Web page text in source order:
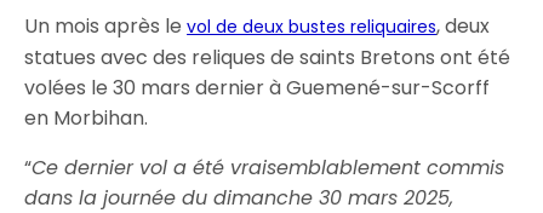
Un mois après levol de deux bustes reliquaires, deux
statues avec des reliques de saints Bretons ont été
volées le 30 mars dernier à Guemené-sur-Scorff
en Morbihan.
“Ce dernier vol a été vraisemblablement commis
dans la journée du dimanche 30 mars 2025,